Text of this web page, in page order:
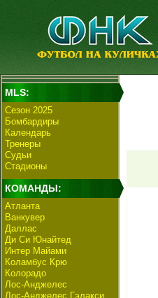
MLS:
Сезон 2025
Бомбардиры
Календарь
Тренеры
Судьи
Стадионы
КОМАНДЫ:
Атланта
Ванкувер
Даллас
Ди Си Юнайтед
Интер Майами
Коламбус Крю
Колорадо
Лос-Анджелес
Лос-Анджелес Гэлакси